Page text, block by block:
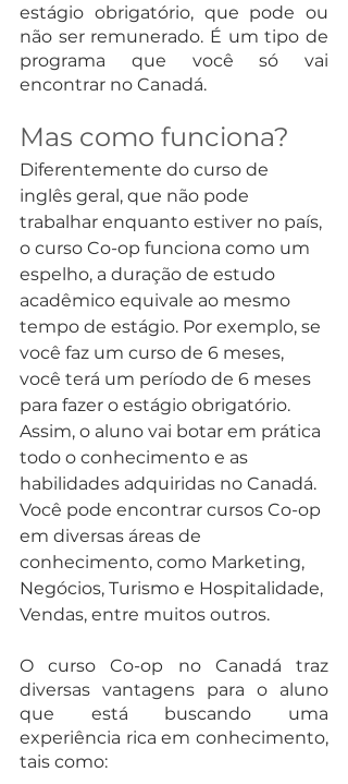
estágio obrigatório, que pode ou
não ser remunerado. É um tipo de
programa que você só vai
encontrar no Canadá.
Mas como funciona?
Diferentemente do curso de
inglês geral, que não pode
trabalhar enquanto estiver no país,
o curso Co-op funciona como um
espelho, a duração de estudo
acadêmico equivale ao mesmo
tempo de estágio. Por exemplo, se
você faz um curso de 6 meses,
você terá um período de 6 meses
para fazer o estágio obrigatório.
Assim, o aluno vai botar em prática
todo o conhecimento e as
habilidades adquiridas no Canadá.
Você pode encontrar cursos Co-op
em diversas áreas de
conhecimento, como Marketing,
Negócios, Turismo e Hospitalidade,
Vendas, entre muitos outros.
O curso Co-op no Canadá traz
diversas vantagens para o aluno
que está buscando uma
experiência rica em conhecimento,
tais como: